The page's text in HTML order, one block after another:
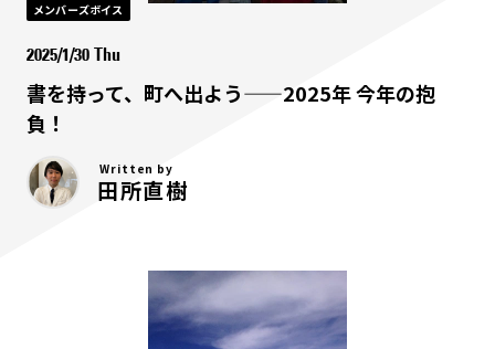
メンバーズボイス
2025/1/30 Thu
書を持って、町へ出よう——2025年 今年の抱
負！
Written by
田所直樹